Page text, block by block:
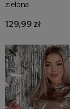
Sukienki
Sukienki
Sukienki
Kolory Sukienek
Sukienki na
Sukienki
zielona
129,99 zł